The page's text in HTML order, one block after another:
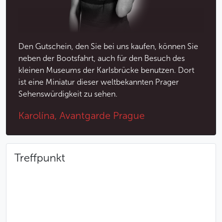
Das Boot fährt regelmäßig alle 15 Minuten ab
Die Boote sind überdacht und im Winter beheizt
nur eine Richtzeit – die Bootsfahrt können Sie am
konkreten Tag zu jeder Zeit antreten, wenn freie
Plätze vorhanden sind
Der Zugang zu den Booten ist leider nicht
vollständig barrierefrei. Um zum Anleger zu
gelangen, müssen zwei kurze Treppen
hinabgestiegen werden, anschließend noch ein
paar weitere Stufen zum Einsteigen ins Boot.
Wenn Sie einen Rollstuhl benutzen, aber mit
Unterstützung einige Schritte gehen können, ist
Den Gutschein, den Sie bei uns kaufen, können Sie
neben der Bootsfahrt, auch für den Besuch des
kleinen Museums der Karlsbrücke benutzen. Dort
ist eine Miniatur dieser weltbekannten Prager
Sehenswürdigkeit zu sehen.
Karolína, Avantgarde Prague
Treffpunkt